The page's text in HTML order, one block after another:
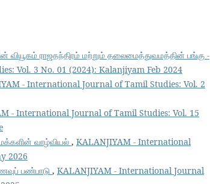
வியூகம் ராஜதந்திரம் மற்றும் தலைமைத்துவமத்தின் பங்கு -
Vol. 3 No. 01 (2024): Kalanjiyam Feb 2024
- International Journal of Tamil Studies: Vol. 2
- International Journal of Tamil Studies: Vol. 15
வாழ்வியல் , KALANJIYAM - International
2026
பண்பாடு , KALANJIYAM - International Journal